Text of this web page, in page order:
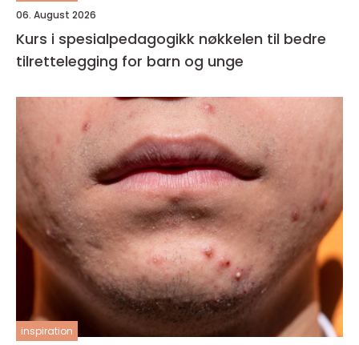
06. August 2026
Kurs i spesialpedagogikk nøkkelen til bedre
tilrettelegging for barn og unge
inspiration